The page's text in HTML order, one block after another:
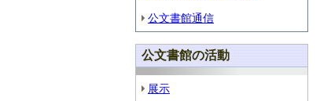
公文書館通信
公文書館の活動
展示